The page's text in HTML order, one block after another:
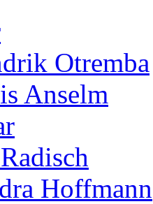
Otremba
Anselm
Hoffmann